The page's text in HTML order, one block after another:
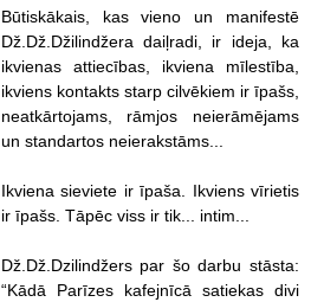
Būtiskākais, kas vieno un manifestē
Dž.Dž.Džilindžera daiļradi, ir ideja, ka
ikvienas attiecības, ikviena mīlestība,
ikviens kontakts starp cilvēkiem ir īpašs,
neatkārtojams, rāmjos neierāmējams
un standartos neierakstāms...
Ikviena sieviete ir īpaša. Ikviens vīrietis
ir īpašs. Tāpēc viss ir tik... intim...
Dž.Dž.Dzilindžers par šo darbu stāsta:
“Kādā Parīzes kafejnīcā satiekas divi